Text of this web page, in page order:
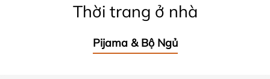
Thời trang ở nhà
Pijama & Bộ Ngủ